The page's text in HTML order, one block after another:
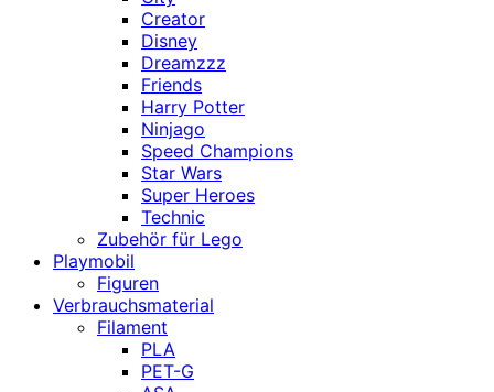
Creator
Disney
Dreamzzz
Friends
Harry Potter
Ninjago
Speed Champions
Star Wars
Super Heroes
Technic
Zubehör für Lego
Playmobil
Figuren
Verbrauchsmaterial
Filament
PLA
PET-G